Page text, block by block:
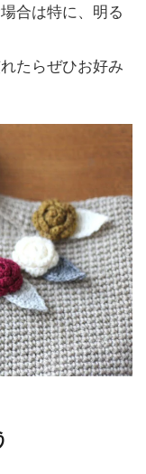
合は特に、明る
たらぜひお好み